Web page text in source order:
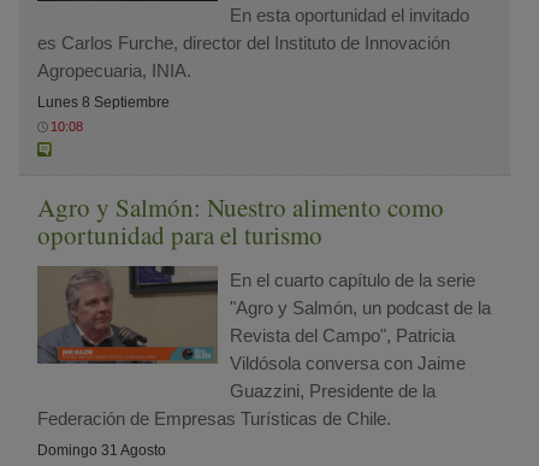
En esta oportunidad el invitado
es Carlos Furche, director del Instituto de Innovación
Agropecuaria, INIA.
Lunes 8 Septiembre
10:08
Agro y Salmón: Nuestro alimento como
oportunidad para el turismo
En el cuarto capítulo de la serie
"Agro y Salmón, un podcast de la
Revista del Campo", Patricia
Vildósola conversa con Jaime
Guazzini, Presidente de la
Federación de Empresas Turísticas de Chile.
Domingo 31 Agosto